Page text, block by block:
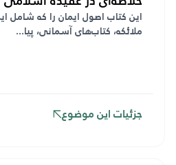
این کتاب اصول ایمان را که شامل
ملائکه، کتاب‌های آسمانی، پیا...
جزئیات این موضوع